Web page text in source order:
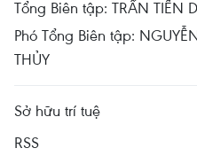
Tổng Biên tập: TRẦN TIẾN
Phó Tổng Biên tập:
THỦY
Sở hữu trí tuệ
RSS